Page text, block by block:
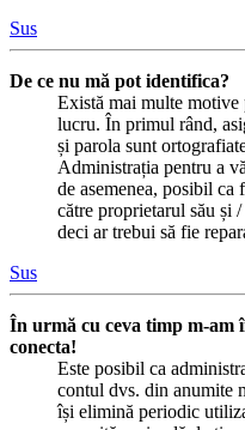
Sus
De ce nu mă pot identifica?
Există mai multe motive
lucru. În primul rând,
și parola sunt
Administrația pentru a
de asemenea, posibil
către proprietarul său și
deci ar trebui să fie
Sus
În urmă cu ceva timp m-am
conecta!
Este posibil ca
contul dvs. din anumite
își elimină periodic